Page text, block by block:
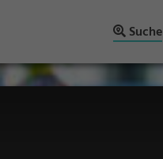
Suche